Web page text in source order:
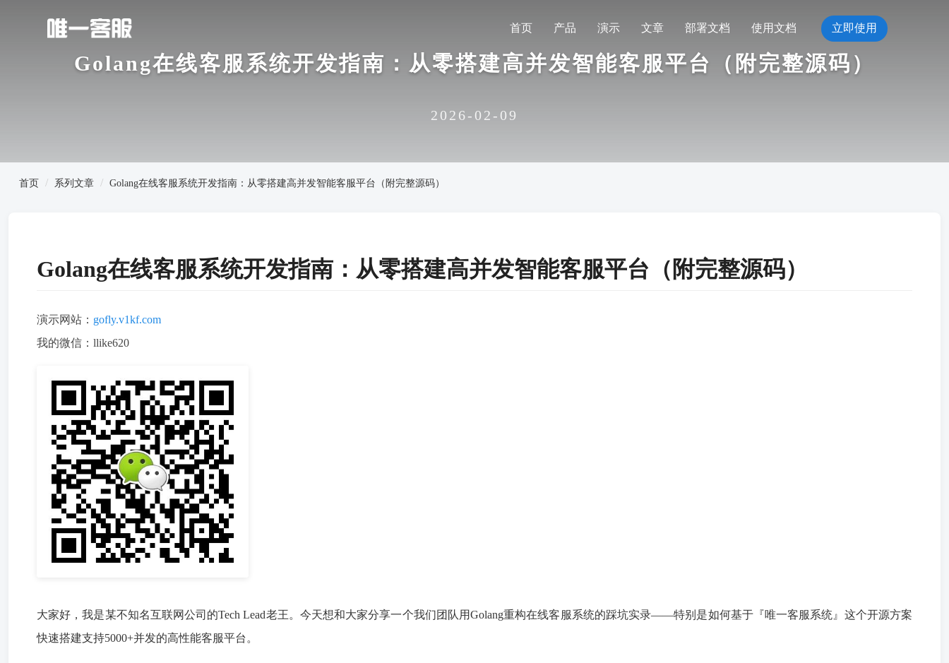
首页 产品 演示 文章 部署文档 使用文档 立即使用
Golang在线客服系统开发指南：从零搭建高并发智能客服平台（附完整源码）
2026-02-09
首页 系列文章 Golang在线客服系统开发指南：从零搭建高并发智能客服平台（附完整源码）
Golang在线客服系统开发指南：从零搭建高并发智能客服平台（附完整源码）
演示网站： gofly.v1kf.com
我的微信：llike620
大家好，我是某不知名互联网公司的Tech Lead老王。今天想和大家分享一个我们团队用Golang重构在线客服系统的踩坑实录——特别是如何基于『唯一客服系统』这个开源方案
快速搭建支持5000+并发的高性能客服平台。